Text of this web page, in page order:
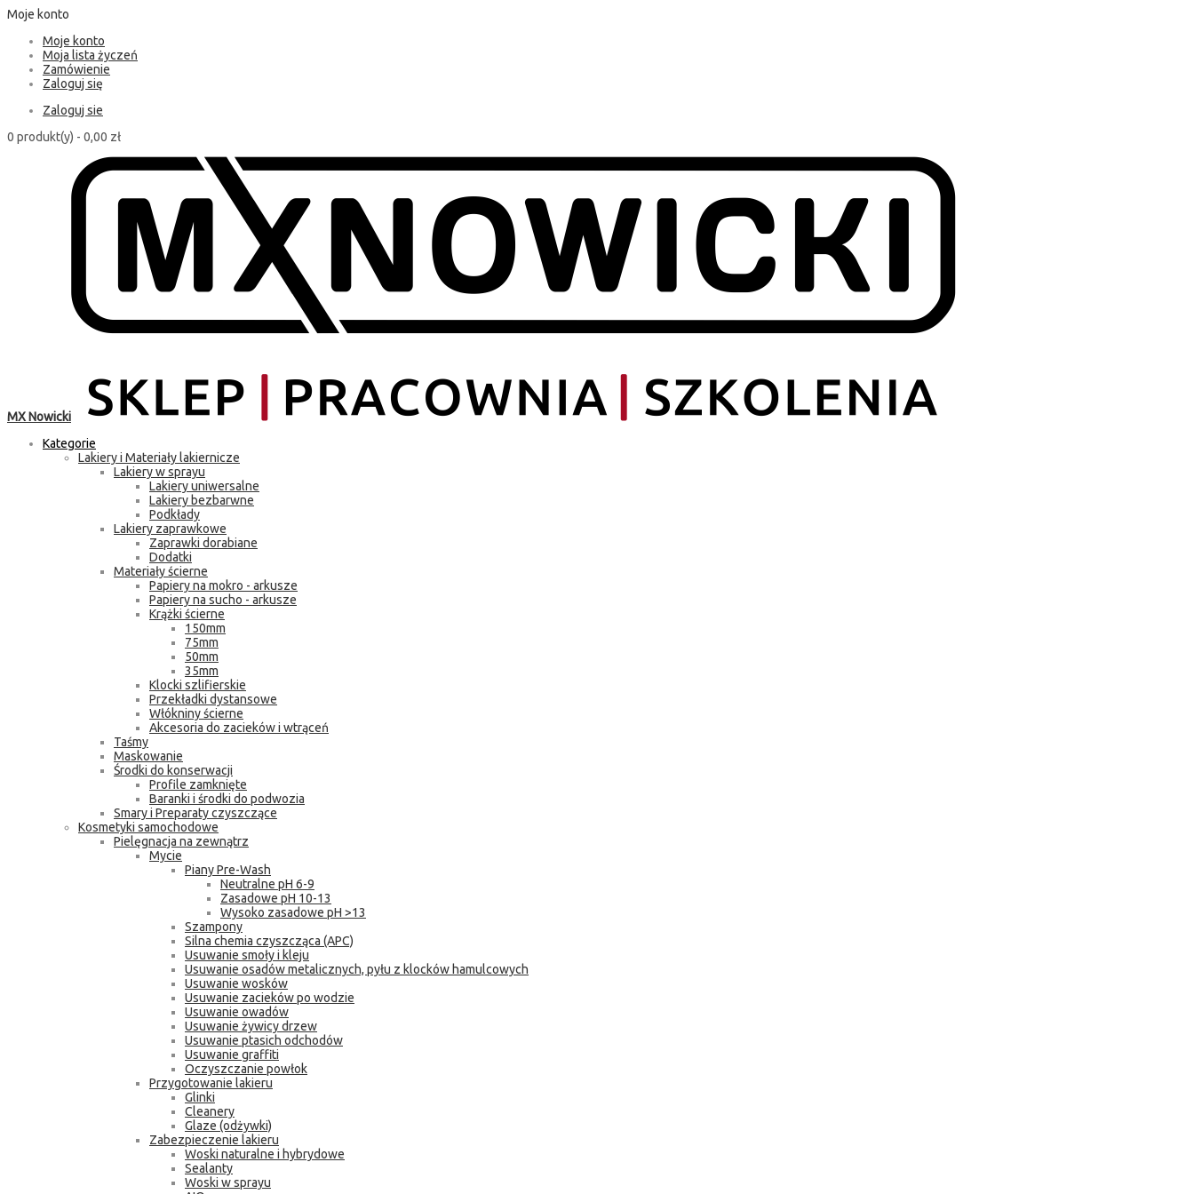
Moje konto
Moje konto
Moja lista życzeń
Zamówienie
Zaloguj się
Zaloguj sie
0 produkt(y) - 0,00 zł
MX Nowicki
Kategorie
Lakiery i Materiały lakiernicze
Lakiery w sprayu
Lakiery uniwersalne
Lakiery bezbarwne
Podkłady
Lakiery zaprawkowe
Zaprawki dorabiane
Dodatki
Materiały ścierne
Papiery na mokro - arkusze
Papiery na sucho - arkusze
Krążki ścierne
150mm
75mm
50mm
35mm
Klocki szlifierskie
Przekładki dystansowe
Włókniny ścierne
Akcesoria do zacieków i wtrąceń
Taśmy
Maskowanie
Środki do konserwacji
Profile zamknięte
Baranki i środki do podwozia
Smary i Preparaty czyszczące
Kosmetyki samochodowe
Pielęgnacja na zewnątrz
Mycie
Piany Pre-Wash
Neutralne pH 6-9
Zasadowe pH 10-13
Wysoko zasadowe pH >13
Szampony
Silna chemia czyszcząca (APC)
Usuwanie smoły i kleju
Usuwanie osadów metalicznych, pyłu z klocków hamulcowych
Usuwanie wosków
Usuwanie zacieków po wodzie
Usuwanie owadów
Usuwanie żywicy drzew
Usuwanie ptasich odchodów
Usuwanie graffiti
Oczyszczanie powłok
Przygotowanie lakieru
Glinki
Cleanery
Glaze (odżywki)
Zabezpieczenie lakieru
Woski naturalne i hybrydowe
Sealanty
Woski w sprayu